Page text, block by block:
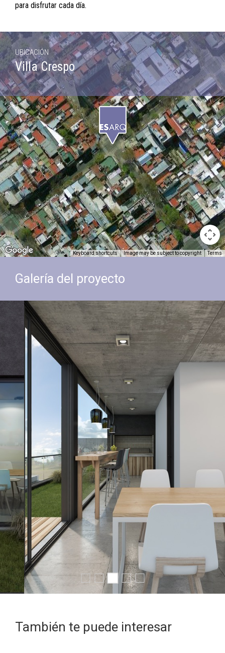
para disfrutar cada día.
Keyboard shortcuts Image may be subject to copyright Terms
UBICACIÓN
Villa Crespo
Galería del proyecto
También te puede interesar